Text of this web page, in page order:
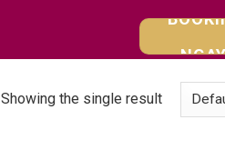
Showing the single result